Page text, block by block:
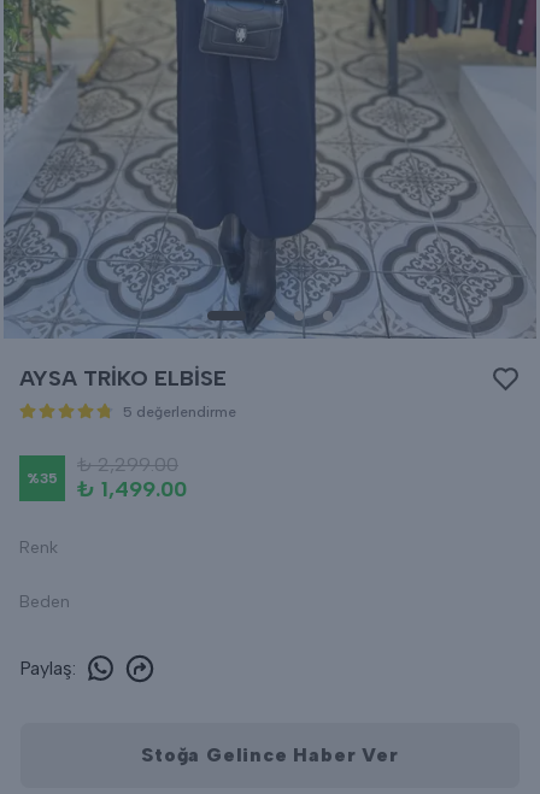
AYSA TRİKO ELBİSE
5 değerlendirme
%35
₺ 2,299.00
₺ 1,499.00
Renk
Beden
Paylaş:
Stoğa Gelince Haber Ver